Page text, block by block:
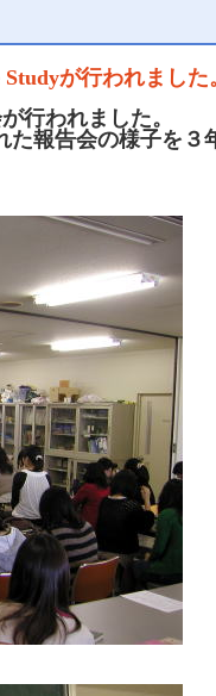
が行われました
行われました。
報告会の様子を３